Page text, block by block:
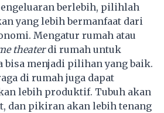
berlebih, pilihlah
yang lebih bermanfaat dari
Mengatur rumah atau
theaterdi rumah untuk
bisa menjadi pilihan yang baik.
di rumah juga dapat
lebih produktif. Tubuh akan
dan pikiran akan lebih tenang